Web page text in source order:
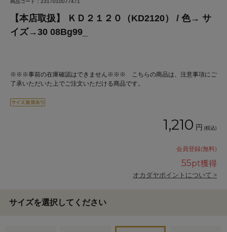
商品コード：2317010077471
【本店取扱】 ＫＤ２１２０（KD2120） / 色→ サ
イズ→30 08Bg99_
※※※事前の在庫確認はできません※※※ こちらの商品は、注意事項にご
了承いただいた上でご注文いただける商品です。
1,210 円 (税込)
会員登録(無料)
55pt獲得
オカダヤポイントについて >
サイズを選択してください